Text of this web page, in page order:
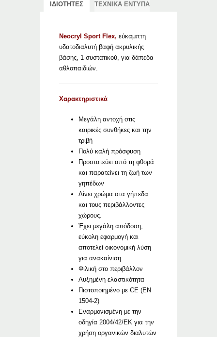
ΙΔΙΟΤΗΤΕΣ ΤΕΧΝΙΚΑ ΕΝΤΥΠΑ
Neocryl Sport Flex, εύκαμπτη
υδατοδιαλυτή βαφή ακρυλικής
βάσης, 1-συστατικού, για δάπεδα
αθλοπαιδιών.
Χαρακτηριστικά
Μεγάλη αντοχή στις
καιρικές συνθήκες και την
τριβή
Πολύ καλή πρόσφυση
Προστατεύει από τη φθορά
και παρατείνει τη ζωή των
γηπέδων
Δίνει χρώμα στα γήπεδα
και τους περιβάλλοντες
χώρους.
Έχει μεγάλη απόδοση,
εύκολη εφαρμογή και
αποτελεί οικονομική λύση
για ανακαίνιση
Φιλική στο περιβάλλον
Αυξημένη ελαστικότητα
Πιστοποιημένο με CE (EN
1504-2)
Εναρμονισμένη με την
οδηγία 2004/42/ΕΚ για την
χρήση οργανικών διαλυτών